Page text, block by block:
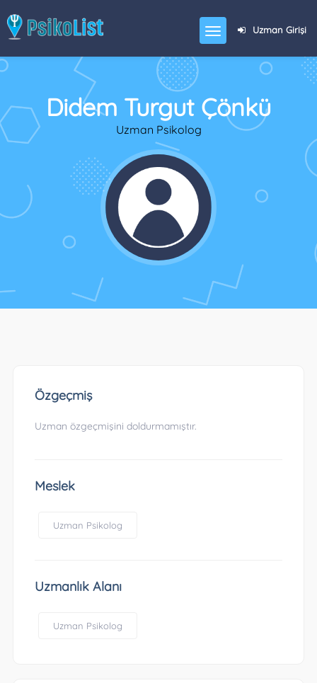
Uzman Girişi
Didem Turgut Çönkü
Uzman Psikolog
Özgeçmiş
Uzman özgeçmişini doldurmamıştır.
Meslek
Uzman Psikolog
Uzmanlık Alanı
Uzman Psikolog